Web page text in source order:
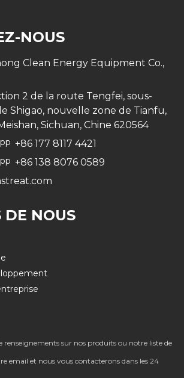
NOUS
Clean Energy Equipment Co.,
2 de la route Tengfei, sous-
Shigao, nouvelle zone de Tianfu,
Sichuan, Chine 620564
+86 177 8117 4421
+86 138 8076 0589
DE NOUS
renseignements sur nos produits ou notre liste de
email et nous vous contacterons dans les 24